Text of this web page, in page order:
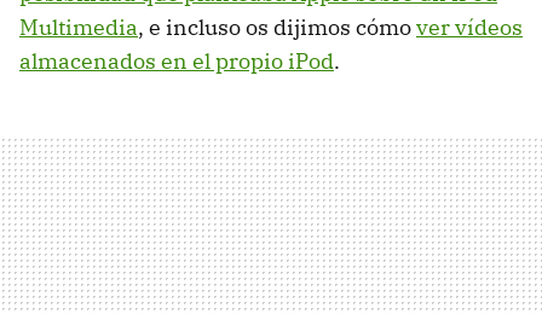
Multimedia, e incluso os dijimos cómover vídeos
almacenados en el propio iPod.